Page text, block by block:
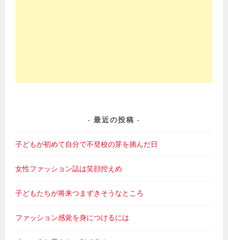
最近の投稿
子どもが初めて自分で不登校の芽を摘んだ日
女性ファッション誌は笑顔控えめ
子どもたちが将来つまずきそうなところ
ファッション感覚を身につけるには